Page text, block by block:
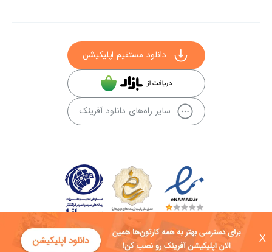
X
دانلود مستقیم اپلیکیشن
سایر راه‌های دانلود آفرینک